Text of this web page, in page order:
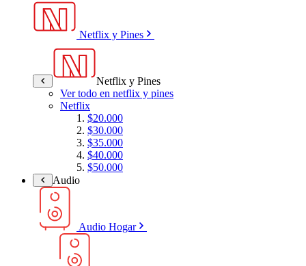
Netflix y Pines
Netflix y Pines
Ver todo en netflix y pines
Netflix
$20.000
$30.000
$35.000
$40.000
$50.000
Audio
Audio Hogar